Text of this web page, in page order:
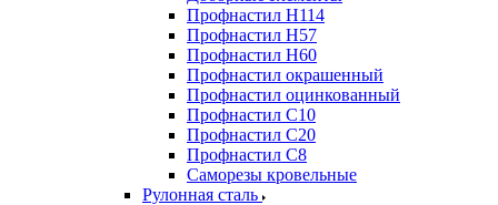
Профнастил Н114
Профнастил Н57
Профнастил Н60
Профнастил окрашенный
Профнастил оцинкованный
Профнастил С10
Профнастил С20
Профнастил С8
Саморезы кровельные
Рулонная сталь